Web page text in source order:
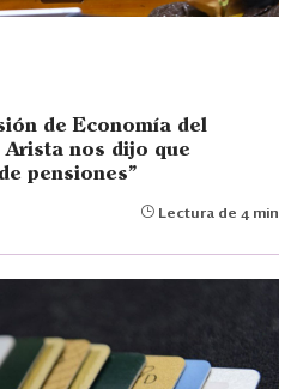
de Economía del
Arista nos dijo que
pensiones”
Lectura de 4 min